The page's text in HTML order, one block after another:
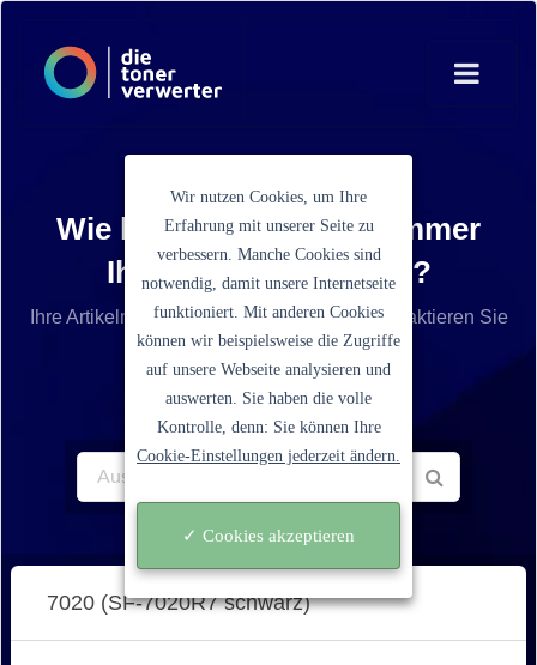
Wie lautet die Artikelnummer
Ihrer Tonerkartusche?
Ihre Artikelnummer ist nicht aufgelistet? Kontaktieren Sie
unseren Service.
7020 (SF-7020R7 schwarz)
Wir nutzen Cookies, um Ihre
Erfahrung mit unserer Seite zu
verbessern. Manche Cookies sind
notwendig, damit unsere Internetseite
funktioniert. Mit anderen Cookies
können wir beispielsweise die Zugriffe
auf unsere Webseite analysieren und
auswerten. Sie haben die volle
Kontrolle, denn: Sie können Ihre
Cookie-Einstellungen jederzeit ändern.
✓ Cookies akzeptieren